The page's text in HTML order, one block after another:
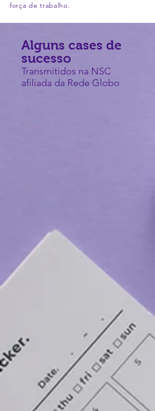
força de trabalho.
Alguns cases de
sucesso
Transmitidos na NSC
afiliada da Rede Globo